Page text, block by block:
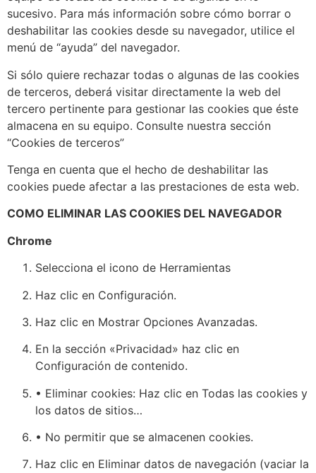
sucesivo. Para más información sobre cómo borrar o
deshabilitar las cookies desde su navegador, utilice el
menú de “ayuda” del navegador.
Si sólo quiere rechazar todas o algunas de las cookies
de terceros, deberá visitar directamente la web del
tercero pertinente para gestionar las cookies que éste
almacena en su equipo. Consulte nuestra sección
“Cookies de terceros”
Tenga en cuenta que el hecho de deshabilitar las
cookies puede afectar a las prestaciones de esta web.
COMO ELIMINAR LAS COOKIES DEL NAVEGADOR
Chrome
Selecciona el icono de Herramientas
Haz clic en Configuración.
Haz clic en Mostrar Opciones Avanzadas.
En la sección «Privacidad» haz clic en
Configuración de contenido.
• Eliminar cookies: Haz clic en Todas las cookies y
los datos de sitios…
• No permitir que se almacenen cookies.
Haz clic en Eliminar datos de navegación (vaciar la